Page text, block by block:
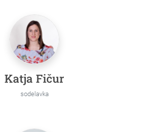
Katja Fičur
sodelavka